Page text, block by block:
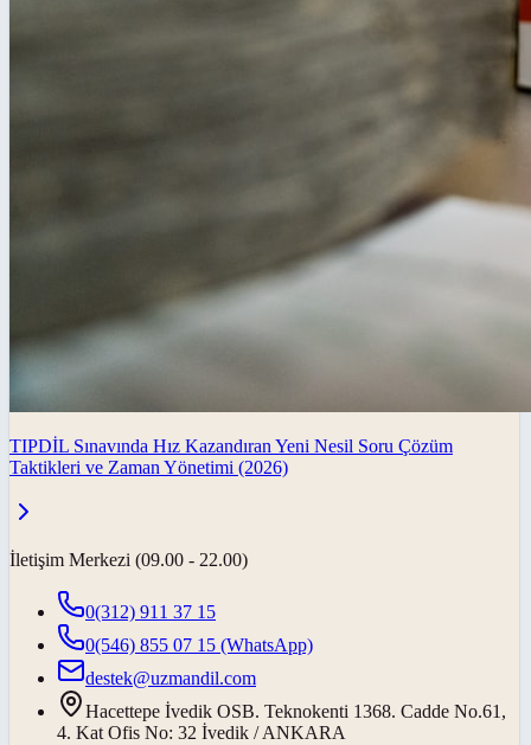
TIPDİL Sınavında Hız Kazandıran Yeni Nesil Soru Çözüm
Taktikleri ve Zaman Yönetimi (2026)
İletişim Merkezi (09.00 - 22.00)
0(312) 911 37 15
0(546) 855 07 15 (WhatsApp)
destek@uzmandil.com
Hacettepe İvedik OSB. Teknokenti 1368. Cadde No.61,
4. Kat Ofis No: 32 İvedik / ANKARA